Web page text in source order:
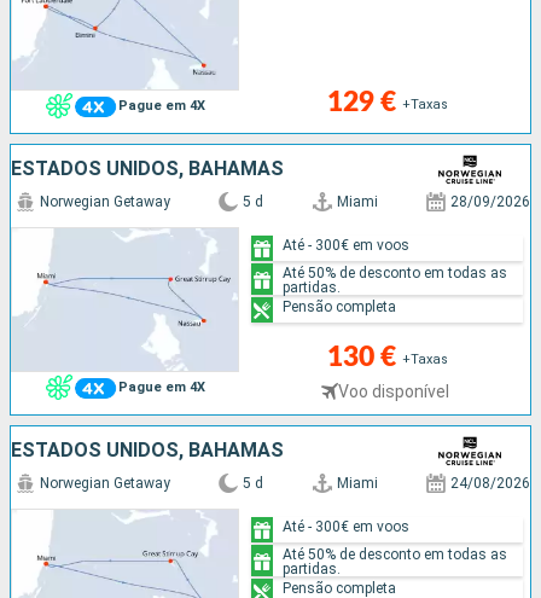
Pague em 4X 129 € +Taxas
ESTADOS UNIDOS, BAHAMAS
Pague em 4X
Norwegian Getaway 5 d Miami 28/09/2026
130 € +Taxas
Voo disponível
Até - 300€ em voos
Até 50% de desconto em todas as
partidas.
Pensão completa
ESTADOS UNIDOS, BAHAMAS
Norwegian Getaway 5 d Miami 24/08/2026
Até - 300€ em voos
Até 50% de desconto em todas as
partidas.
Pensão completa